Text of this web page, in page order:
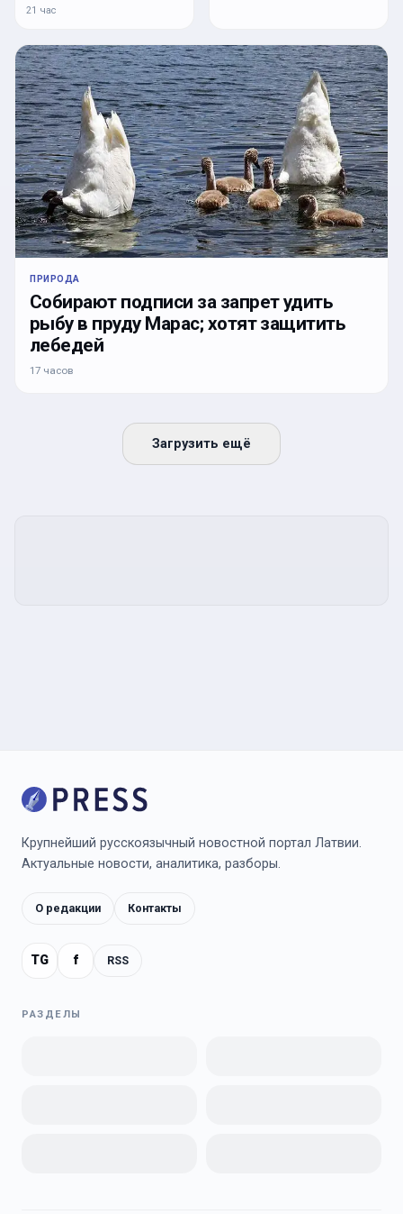
21 час
ПРИРОДА
Собирают подписи за запрет удить
рыбу в пруду Марас; хотят защитить
лебедей
17 часов
Загрузить ещё
Крупнейший русскоязычный новостной портал Латвии.
Актуальные новости, аналитика, разборы.
О редакции Контакты
TG f RSS
РАЗДЕЛЫ